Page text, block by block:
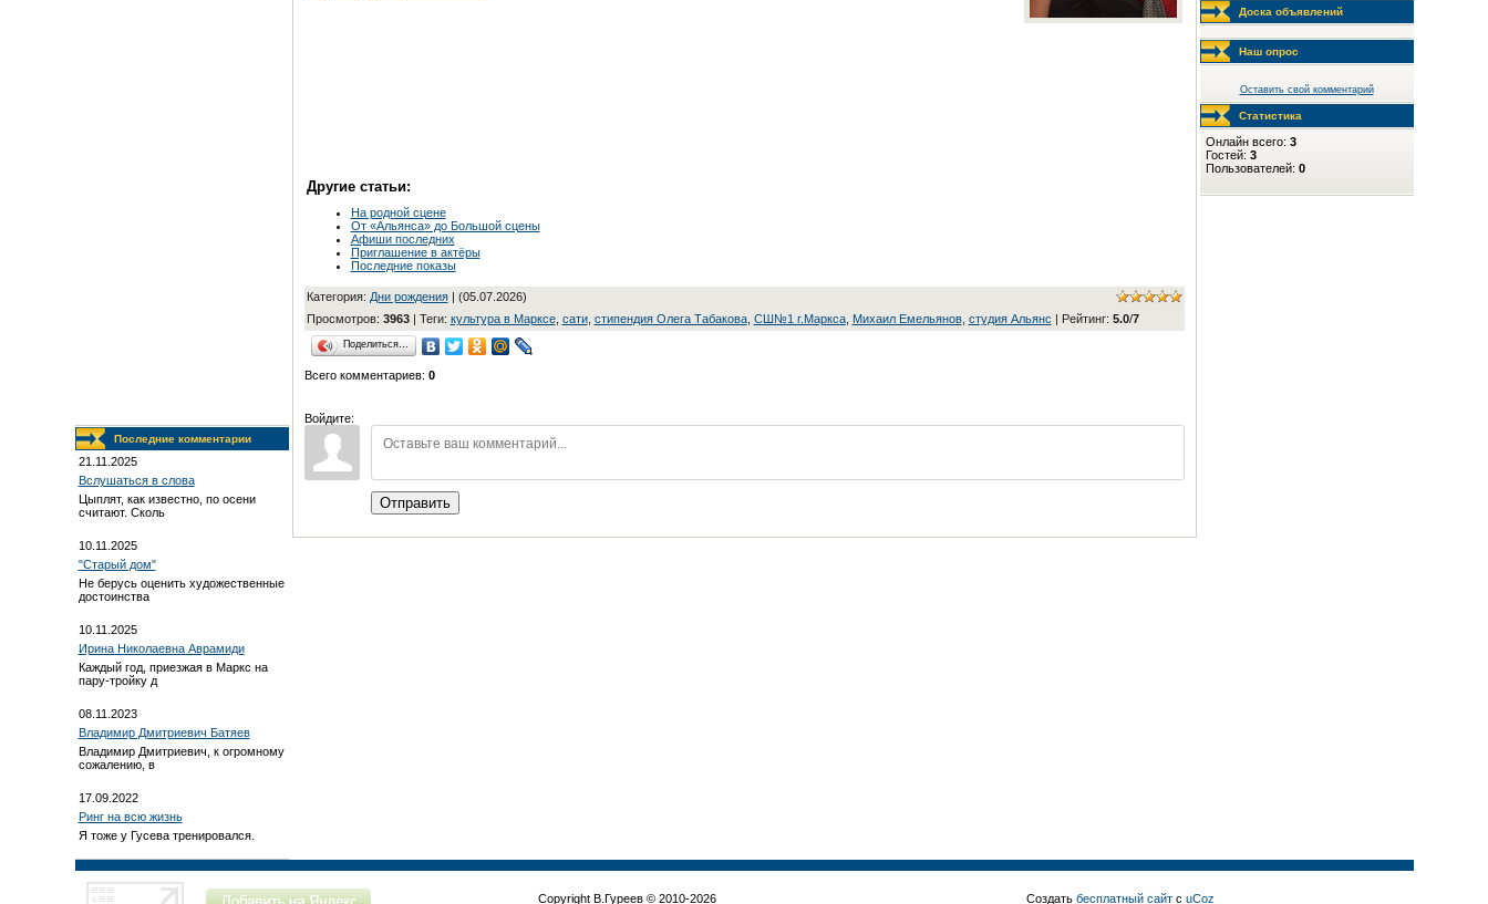
Последние комментарии
21.11.2025
Вслушаться в слова
Цыплят, как известно, по осени
считают. Сколь
10.11.2025
"Старый дом"
Не берусь оценить художественные
достоинства
10.11.2025
Ирина Николаевна Аврамиди
Каждый год, приезжая в Маркс на
пару-тройку д
08.11.2023
Владимир Дмитриевич Батяев
Владимир Дмитриевич, к огромному
сожалению, в
17.09.2022
Ринг на всю жизнь
Я тоже у Гусева тренировался.
Другие статьи:
На родной сцене
От «Альянса» до Большой сцены
Афиши последних
Приглашение в актёры
Последние показы
Категория: Дни рождения| (05.07.2026)
Просмотров: 3963| Теги: культура в Марксе, сати, стипендия Олега Табакова, СШ№1 г.Маркса, Михаил Емельянов, студия Альянс | Рейтинг: 5.0/7
Поделиться…
Всего комментариев: 0
Войдите:
Отправить
Доска объявлений
Наш опрос
Оставить свой комментарий
Статистика
Онлайн всего: 3
Гостей: 3
Пользователей: 0
Copyright В.Гуреев © 2010-2026 Создать бесплатный сайт с uCoz